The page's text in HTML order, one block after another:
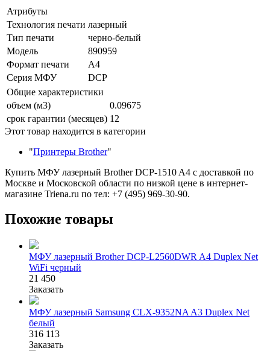
Атрибуты
Технология печати лазерный
Тип печати
черно-белый
Модель
890959
Формат печати
A4
Серия МФУ
DCP
Общие характеристики
объем (м3)
0.09675
срок гарантии (месяцев) 12
Этот товар находится в категории
"Принтеры Brother"
Купить МФУ лазерный Brother DCP-1510 A4 с доставкой по
Москве и Московской области по низкой цене в интернет-
магазине Triena.ru по тел: +7 (495) 969-30-90.
Похожие товары
МФУ лазерный Brother DCP-L2560DWR A4 Duplex Net
WiFi черный
21 450
Заказать
МФУ лазерный Samsung CLX-9352NA A3 Duplex Net
белый
316 113
Заказать